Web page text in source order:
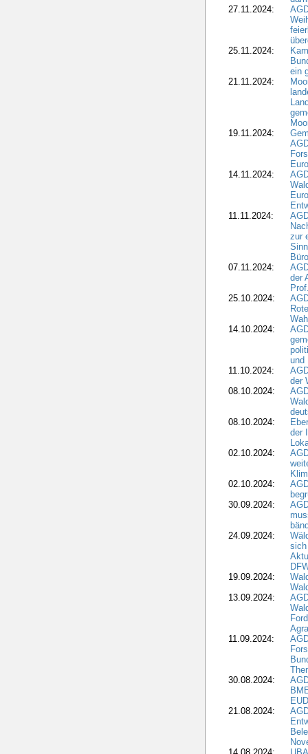
27.11.2024:
25.11.2024:
ein
21.11.2024:
19.11.2024:
14.11.2024:
11.11.2024:
zur
07.11.2024:
der
25.10.2024:
14.10.2024:
und
11.10.2024:
der
08.10.2024:
08.10.2024:
der
02.10.2024:
02.10.2024:
30.09.2024:
24.09.2024:
sich
19.09.2024:
13.09.2024:
11.09.2024:
30.08.2024:
21.08.2024: